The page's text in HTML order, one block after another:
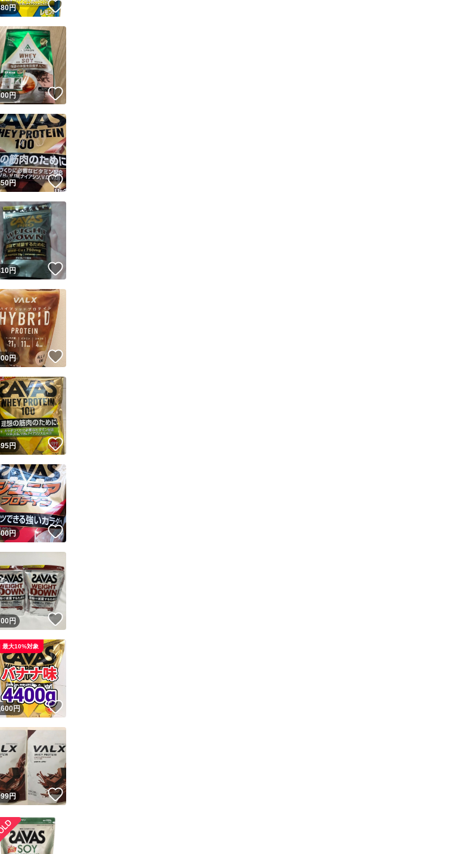
ユーザーはYahoo!フリマの取引を完了させた実績があります
ユーザーは他フリマサービスでの取引実績があります
り、発送を保証しているものではありません
ユーザーは高頻度で24時間以内＆設定した発送日数内に発送してい
ユーザーは高頻度で24時間以内に発送しています
ユーザーは設定した発送日数内に発送しています
止されています
です
出品ページへ
キャンセル
！
円
！
円
！円 いいね！
！
円
！円
！
円 いいね！
！
円 いいね！
！
円
！円
最大10%対象
！
円 いいね！